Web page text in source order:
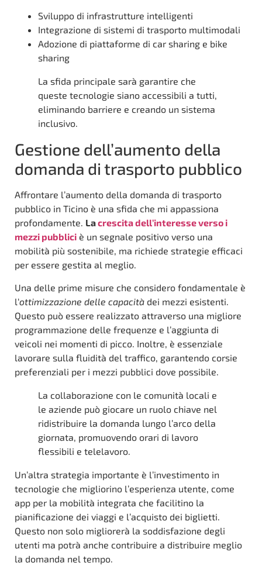
Sviluppo di infrastrutture intelligenti
Integrazione di sistemi di trasporto multimodali
Adozione di piattaforme di car sharing e bike
sharing
La sfida principale sarà garantire che
queste tecnologie siano accessibili a tutti,
eliminando barriere e creando un sistema
inclusivo.
Gestione dell’aumento della
domanda di trasporto pubblico
Affrontare l’aumento della domanda di trasporto
pubblico in Ticino è una sfida che mi appassiona
profondamente. Lacrescita dell’interesse verso i
mezzi pubblici è un segnale positivo verso una
mobilità più sostenibile, ma richiede strategie efficaci
per essere gestita al meglio.
Una delle prime misure che considero fondamentale è
l‘ottimizzazione delle capacità dei mezzi esistenti.
Questo può essere realizzato attraverso una migliore
programmazione delle frequenze e l’aggiunta di
veicoli nei momenti di picco. Inoltre, è essenziale
lavorare sulla fluidità del traffico, garantendo corsie
preferenziali per i mezzi pubblici dove possibile.
La collaborazione con le comunità locali e
le aziende può giocare un ruolo chiave nel
ridistribuire la domanda lungo l’arco della
giornata, promuovendo orari di lavoro
flessibili e telelavoro.
Un’altra strategia importante è l’investimento in
tecnologie che migliorino l’esperienza utente, come
app per la mobilità integrata che facilitino la
pianificazione dei viaggi e l’acquisto dei biglietti.
Questo non solo migliorerà la soddisfazione degli
utenti ma potrà anche contribuire a distribuire meglio
la domanda nel tempo.